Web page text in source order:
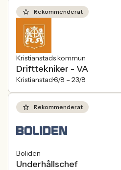
Rekommenderat
Kristianstads kommun
Drifttekniker - VA
Kristianstad6/8 – 23/8
Rekommenderat
Boliden
Underhållschef